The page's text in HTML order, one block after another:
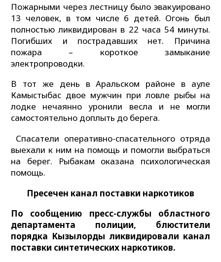
Пожарными через лестницу было эвакуировано
13 человек, в том числе 6 детей. Огонь был
полностью ликвидирован в 22 часа 54 минуты.
Погибших и пострадавших нет. Причина
пожара – короткое замыкание
электропроводки.
В тот же день в Аральском районе в ауле
Камыстыбас двое мужчин при ловле рыбы на
лодке нечаянно уронили весла и не могли
самостоятельно доплыть до берега.
Спасатели оперативно-спасательного отряда
выехали к ним на помощь и помогли выбраться
на берег. Рыбакам оказана психологическая
помощь.
Пресечен канал поставки наркотиков
По сообщению пресс-службы областного
департамента полиции, блюстители
порядка Кызылорды ликвидировали канал
поставки синтетических наркотиков.